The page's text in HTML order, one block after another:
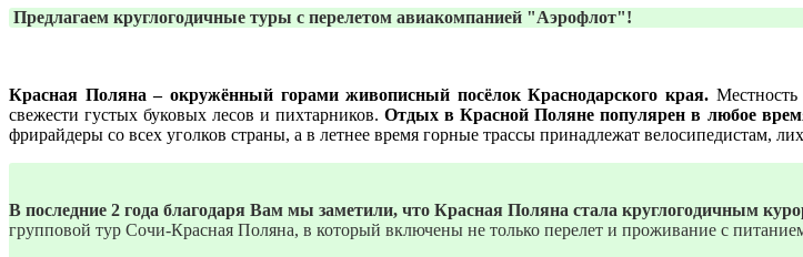
Предлагаем круглогодичные туры с перелетом авиакомпанией "Аэрофлот"!
Красная Поляна– окружённый горами живописный посёлок Краснодарского края.
свежести густых буковых лесов и пихтарников.Отдых в Красной Поляне популярен в любое
фрирайдеры со всех уголков страны, а в летнее время горные трассы принадлежат велосипедистам,
В последние 2 года благодаря Вам мы заметили, что Красная Поляна стала круглогодичным
групповой тур Сочи-Красная Поляна, в который включены не только перелет и проживание с